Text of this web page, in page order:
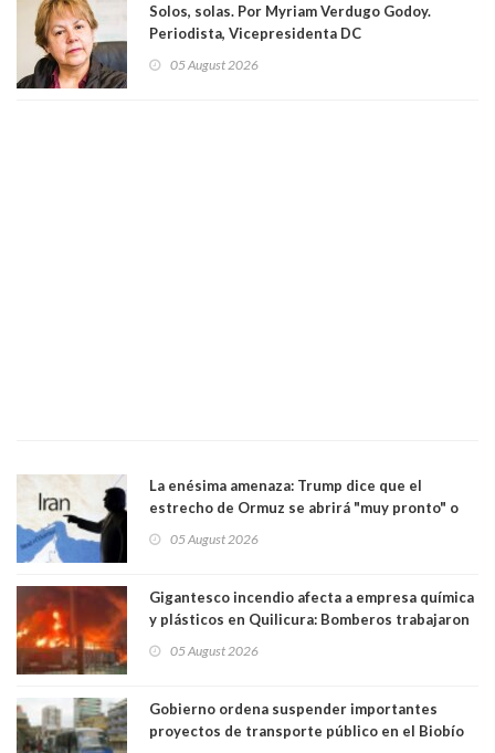
Solos, solas. Por Myriam Verdugo Godoy.
Periodista, Vicepresidenta DC
05 August 2026
La enésima amenaza: Trump dice que el
estrecho de Ormuz se abrirá "muy pronto" o
05 August 2026
Gigantesco incendio afecta a empresa química
y plásticos en Quilicura: Bomberos trabajaron
05 August 2026
Gobierno ordena suspender importantes
proyectos de transporte público en el Biobío